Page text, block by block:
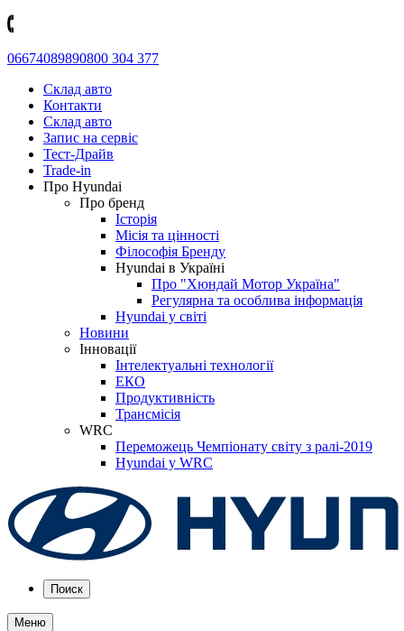
06674089890800 304 377
Склад авто
Контакти
Склад авто
Запис на сервіс
Тест-Драйв
Trade-in
Про Hyundai
Про бренд
Історія
Місія та цінності
Філософія Бренду
Hyundai в Україні
Про "Хюндай Мотор Україна"
Регулярна та особлива інформація
Hyundai у світі
Новини
Інновації
Інтелектуальні технології
ЕКО
Продуктивність
Трансмісія
WRC
Переможець Чемпіонату світу з ралі-2019
Hyundai у WRC
Поиск
Меню